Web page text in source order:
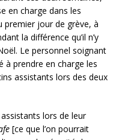
en charge dans les
premier jour de grève, à
la différence qu’il n’y
Le personnel soignant
à prendre en charge les
assistants lors des deux
lors de leur
[ce que l’on pourrait